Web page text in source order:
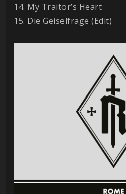
14. My Traitor’s Heart
15. Die Geiselfrage (Edit)